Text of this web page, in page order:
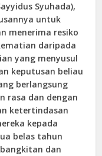
Syuhada),
untuk
menerima resiko
daripada
yang menyusul
keputusan beliau
berlangsung
rasa dan dengan
ketertindasan
kepada
belas tahun
dan